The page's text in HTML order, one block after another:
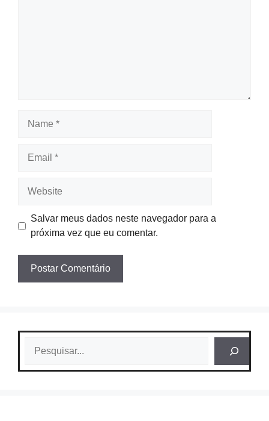
Salvar meus dados neste navegador para a
próxima vez que eu comentar.